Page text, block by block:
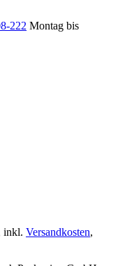
222 Montag bis
inkl. Versandkosten,